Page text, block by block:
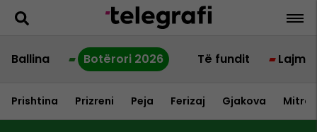
Ballina Botërori 2026 Të fundit Lajme
Prishtina Prizreni Peja Ferizaj Gjakova